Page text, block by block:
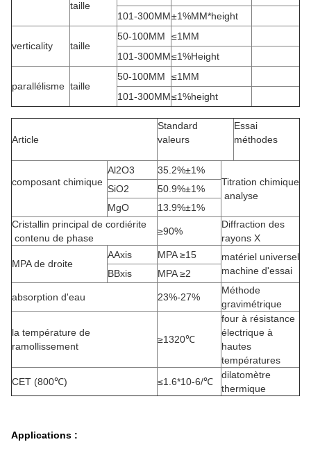
taille
101-300MM±1%MM*height
verticality taille
50-100MM
≤1MM
101-300MM≤1%Height
parallélisme taille
50-100MM
≤1MM
101-300MM≤1%height
Article
Standard
valeurs
Essai
méthodes
composant chimique
Al2O3
35.2%±1%
Titration chimique
analyse
SiO2
50.9%±1%
MgO
13.9%±1%
Cristallin principal de cordiérite
contenu de phase
≥90%
Diffraction des
rayons X
MPA de droite
AAxis MPA ≥15
matériel universel
machine d'essai
BBxis MPA ≥2
absorption d'eau 23%-27%
Méthode
gravimétrique
la température de
ramollissement
≥1320℃
four à résistance
électrique à
hautes
températures
CET (800℃)
≤1.6*10-6/℃
dilatomètre
thermique
Applications :